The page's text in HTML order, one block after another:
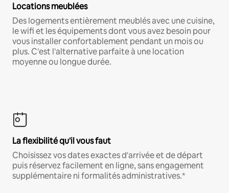
Locations meublées
Des logements entièrement meublés avec une cuisine,
le wifi et les équipements dont vous avez besoin pour
vous installer confortablement pendant un mois ou
plus. C'est l'alternative parfaite à une location
moyenne ou longue durée.
La flexibilité qu'il vous faut
Choisissez vos dates exactes d'arrivée et de départ
puis réservez facilement en ligne, sans engagement
supplémentaire ni formalités administratives.*